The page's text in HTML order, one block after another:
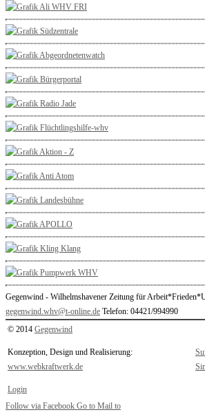
Gegenwind - Wilhelmshavener Zeitung für
gegenwind.whv@t-online.de Telefon: 04421/994990
© 2014 Gegenwind
Konzeption, Design und Realisierung:
www.webkraftwerk.de
Login
Follow via Facebook Go to Mail to